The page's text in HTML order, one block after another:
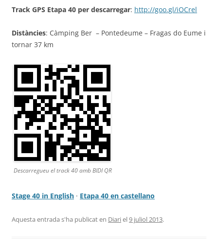
Track GPS Etapa 40 per descarregar: http://goo.gl/iOCrel
Distàncies: Càmping Ber – Pontedeume – Fragas do Eume i
tornar 37 km
Descarregueu el track 40 amb BIDI QR
Stage 40 in English · Etapa 40 en castellano
Aquesta entrada s'ha publicat en Diariel9 juliol 2013.